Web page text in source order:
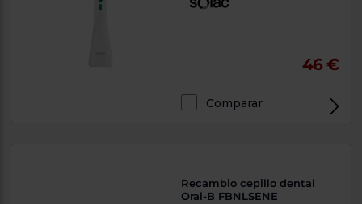
46 €
Comparar
Recambio cepillo dental
Oral-B FBNLSENE